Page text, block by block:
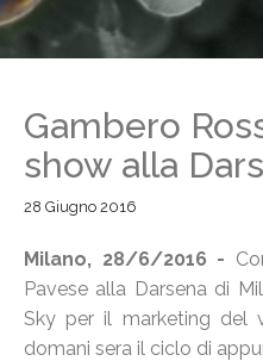
Gambero
show alla
28 Giugno 2016
Milano, 28/6/2016 -
Pavese alla Darsena di
Sky per il marketing del
domani sera il ciclo di